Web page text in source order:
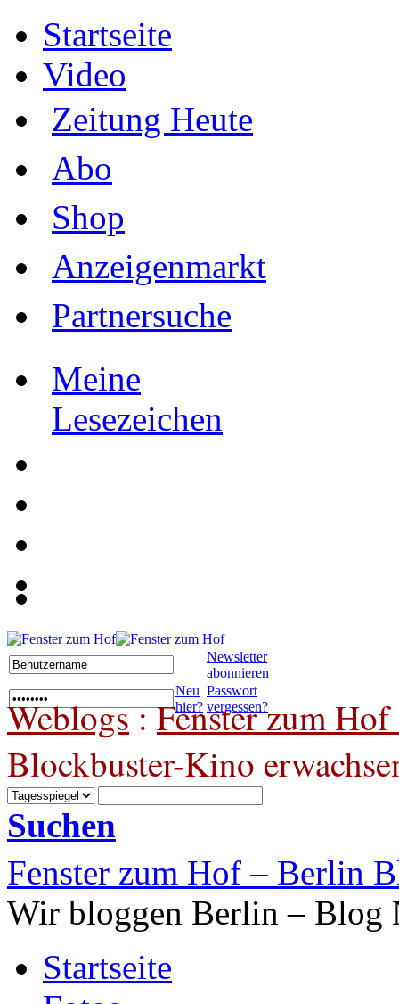
Startseite
Video
Zeitung Heute
Abo
Shop
Anzeigenmarkt
Partnersuche
Meine
Lesezeichen
Newsletter
abonnieren
Neu
hier?
Passwort
vergessen?
Weblogs:Fenster zum
Blockbuster-Kino
Suchen
Fenster zum Hof – Berlin
Wir bloggen Berlin – Blog
Startseite